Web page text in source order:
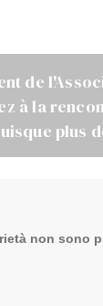
de
à la
plus
non sono